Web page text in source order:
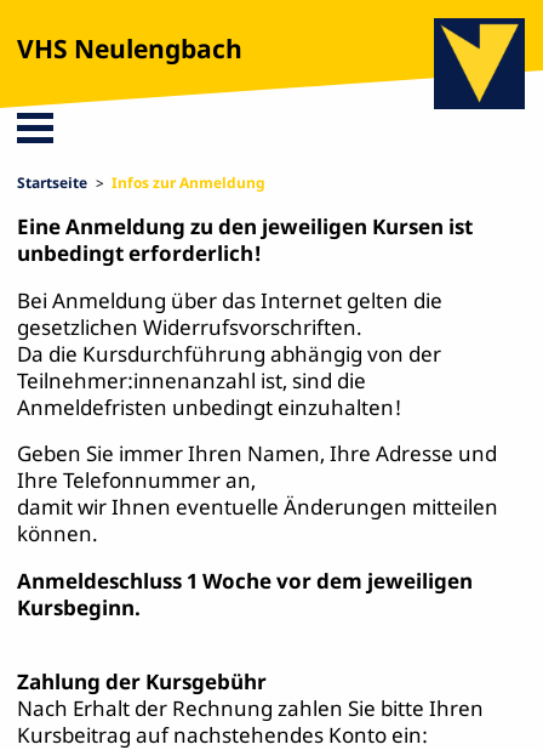
VHS Neulengbach
Startseite Infos zur Anmeldung
Eine Anmeldung zu den jeweiligen Kursen ist
unbedingt erforderlich!
Bei Anmeldung über das Internet gelten die
gesetzlichen Widerrufsvorschriften.
Da die Kursdurchführung abhängig von der
Teilnehmer:innenanzahl ist, sind die
Anmeldefristen unbedingt einzuhalten!
Geben Sie immer Ihren Namen, Ihre Adresse und
Ihre Telefonnummer an,
damit wir Ihnen eventuelle Änderungen mitteilen
können.
Anmeldeschluss 1 Woche vor dem jeweiligen
Kursbeginn.
Zahlung der Kursgebühr
Nach Erhalt der Rechnung zahlen Sie bitte Ihren
Kursbeitrag auf nachstehendes Konto ein: